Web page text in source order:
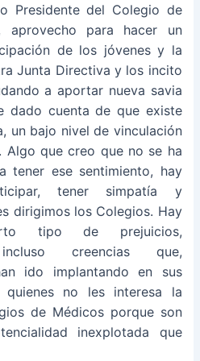
Presidente del Colegio de
aprovecho para hacer un
de los jóvenes y la
Junta Directiva y los incito
a aportar nueva savia
dado cuenta de que existe
un bajo nivel de vinculación
Algo que creo que no se ha
tener ese sentimiento, hay
tener simpatía y
dirigimos los Colegios. Hay
tipo de prejuicios,
creencias que,
ido implantando en sus
no les interesa la
de Médicos porque son
inexplotada que